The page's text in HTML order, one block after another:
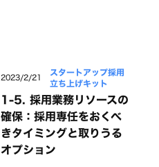
2023/2/21
スタートアップ採用
立ち上げキット
1-5. 採用業務リソースの
確保：採用専任をおくべ
きタイミングと取りうる
オプション